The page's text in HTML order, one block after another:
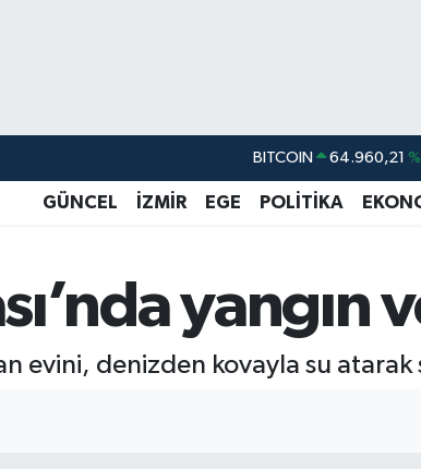
BITCOIN 64.960,21
GRAM ALTIN 6648.99
BİST100
GÜNCEL İZMİR EGE POLİTİKA
yangın
evini, denizden kovayla su atarak